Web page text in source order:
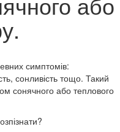
симптомів:
сонливість тощо. Такий
сонячного або теплового